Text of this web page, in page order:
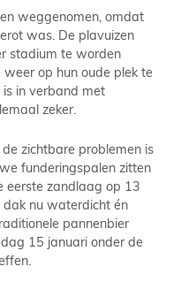
weggenomen, omdat
was. De plavuizen
stadium te worden
op hun oude plek te
in verband met
zeker.
zichtbare problemen is
funderingspalen zitten
eerste zandlaag op 13
dak nu waterdicht én
pannenbier
15 januari onder de